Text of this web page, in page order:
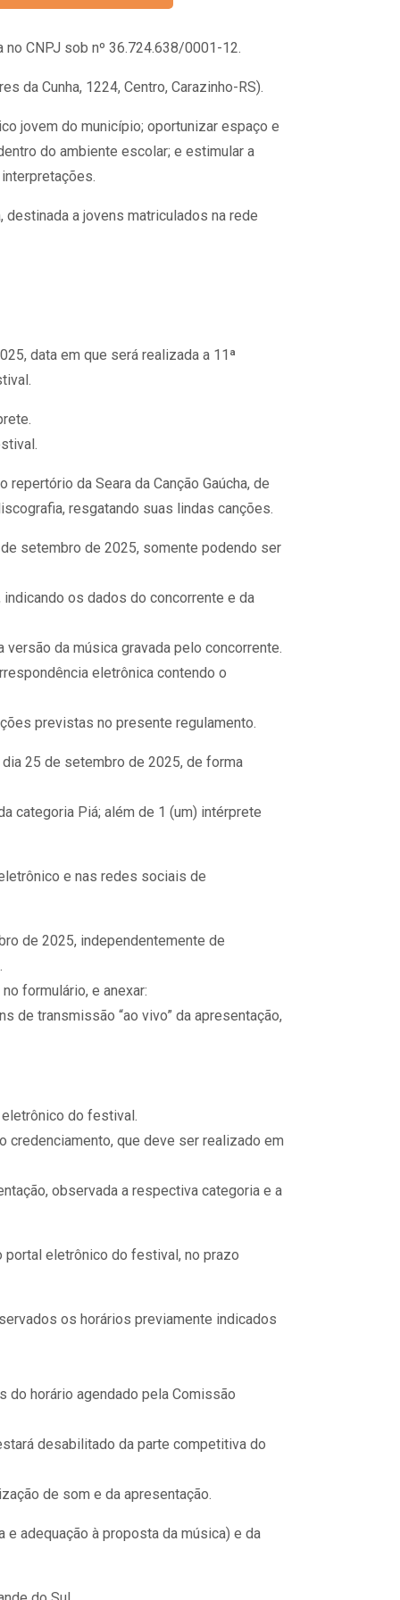
no CNPJ sob nº 36.724.638/0001-12.
da Cunha, 1224, Centro, Carazinho-RS).
jovem do município; oportunizar espaço e
do ambiente escolar; e estimular a
a jovens matriculados na rede
data em que será realizada a 11ª
da Seara da Canção Gaúcha, de
resgatando suas lindas canções.
setembro de 2025, somente podendo ser
os dados do concorrente e da
da música gravada pelo concorrente.
eletrônica contendo o
previstas no presente regulamento.
25 de setembro de 2025, de forma
categoria Piá; além de 1 (um) intérprete
e nas redes sociais de
de 2025, independentemente de
formulário, e anexar:
de transmissão “ao vivo” da apresentação,
do festival.
credenciamento, que deve ser realizado em
observada a respectiva categoria e a
eletrônico do festival, no prazo
os horários previamente indicados
do horário agendado pela Comissão
desabilitado da parte competitiva do
de som e da apresentação.
adequação à proposta da música) e da